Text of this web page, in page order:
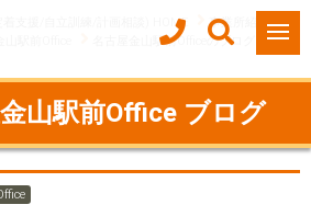
着支援/自立訓練/計画相談) HOME
事業所紹介
駅前Office
名古屋金山駅前Officeのブログ
山駅前Office ブログ